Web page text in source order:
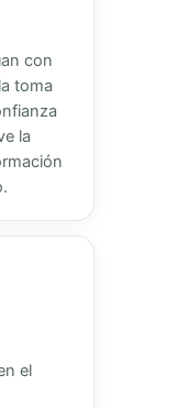
con
toma
la
el